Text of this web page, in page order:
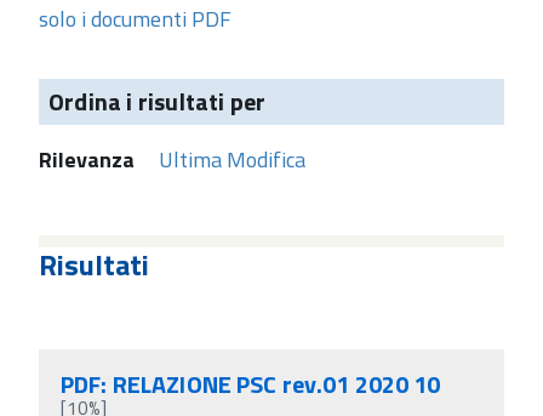
solo i documenti PDF
Ordina i risultati per
Rilevanza Ultima Modifica
Risultati
PDF: RELAZIONE PSC rev.01 2020 10
[10%]